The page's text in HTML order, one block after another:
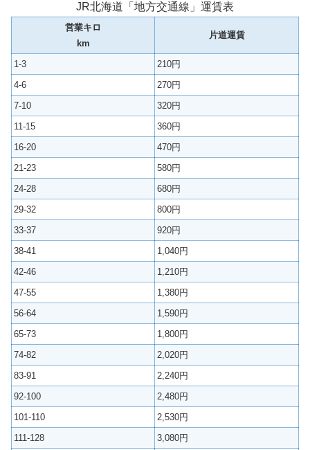
JR北海道「地方交通線」運賃表
営業キロ
km
片道運賃
1-3
210円
4-6
270円
7-10
320円
11-15
360円
16-20
470円
21-23
580円
24-28
680円
29-32
800円
33-37
920円
38-41
1,040円
42-46
1,210円
47-55
1,380円
56-64
1,590円
65-73
1,800円
74-82
2,020円
83-91
2,240円
92-100
2,480円
101-110
2,530円
111-128
3,080円